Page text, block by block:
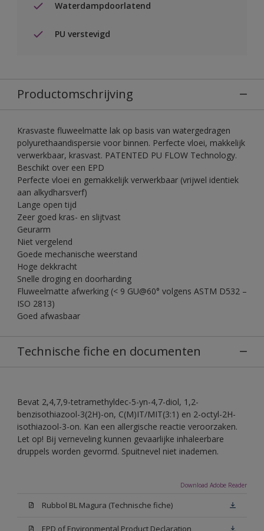
Waterdampdoorlatend
PU verstevigd
Productomschrijving
Krasvaste fluweelmatte lak op basis van watergedragen
polyurethaandispersie voor binnen. Perfecte vloei, makkelijk
verwerkbaar, krasvast. PATENTED PU FLOW Technology.
Beschikt over een EPD
Perfecte vloei en gemakkelijk verwerkbaar (vrijwel identiek
aan alkydharsverf)
Lange open tijd
Zeer goed kras- en slijtvast
Geurarm
Niet vergelend
Goede mechanische weerstand
Hoge dekkracht
Snelle droging en doorharding
Fluweelmatte afwerking (< 9 GU@60° volgens ASTM D532 –
ISO 2813)
Goed afwasbaar
Technische fiche en documenten
Bevat 2,4,7,9-tetramethyldec-5-yn-4,7-diol, 1,2-
benzisothiazool-3(2H)-on, C(M)IT/MIT(3:1) en 2-octyl-2H-
isothiazool-3-on. Kan een allergische reactie veroorzaken.
Let op! Bij verneveling kunnen gevaarlijke inhaleerbare
druppels worden gevormd. Spuitnevel niet inademen.
Download Adobe Reader
Rubbol BL Magura (Technische fiche)
EPD of Environmental Product Declaration